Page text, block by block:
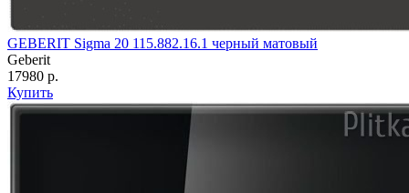
GEBERIT Sigma 20 115.882.16.1 черный матовый
Geberit
17980 р.
Купить